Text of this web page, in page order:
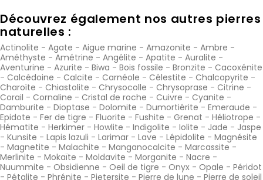
Découvrez également nos autres pierres
naturelles :
Actinolite - Agate - Aigue marine - Amazonite - Ambre -
Améthyste - Amétrine - Angélite - Apatite - Auralite -
Aventurine - Azurite - Biwa - Bois fossile - Bronzite - Cacoxénite
- Calcédoine - Calcite - Carnéole - Célestite - Chalcopyrite -
Charoïte - Chiastolite - Chrysocolle - Chrysoprase - Citrine -
Corail - Cornaline - Cristal de roche - Cuivre - Cyanite -
Damburite - Dioptase - Dolomite - Dumortiérite - Emeraude -
Epidote - Fer de tigre - Fluorite - Fushite - Grenat - Héliotrope -
Hématite - Herkimer - Howlite - Indigolite - Iolite - Jade - Jaspe
- Kunsite - Lapis lazuli - Larimar - Lave - Lépidolite - Magnésite
- Magnetite - Malachite - Manganocalcite - Marcassite -
Merlinite - Mokaïte - Moldavite - Morganite - Nacre -
Nuummite - Obsidienne - Oeil de tigre - Onyx - Opale - Péridot
- Pétalite - Phrénite - Pietersite - Pierre de lune - Pierre de soleil